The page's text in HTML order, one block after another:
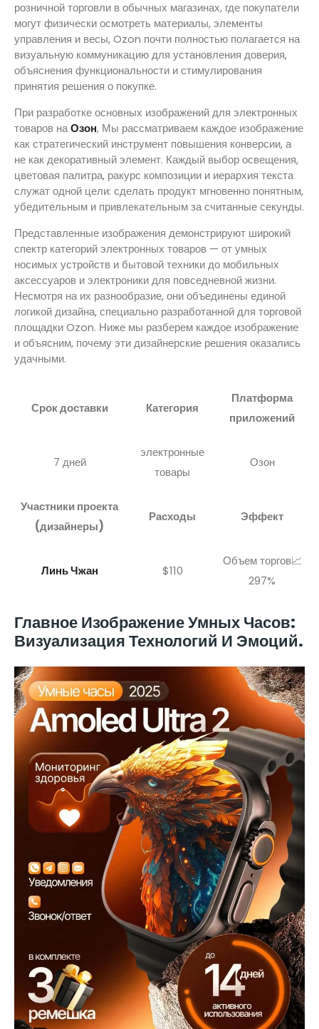
розничной торговли в обычных магазинах, где покупатели
могут физически осмотреть материалы, элементы
управления и весы, Ozon почти полностью полагается на
визуальную коммуникацию для установления доверия,
объяснения функциональности и стимулирования
принятия решения о покупке.
При разработке основных изображений для электронных
товаров наОзон, Мы рассматриваем каждое изображение
как стратегический инструмент повышения конверсии, а
не как декоративный элемент. Каждый выбор освещения,
цветовая палитра, ракурс композиции и иерархия текста
служат одной цели: сделать продукт мгновенно понятным,
убедительным и привлекательным за считанные секунды.
Представленные изображения демонстрируют широкий
спектр категорий электронных товаров — от умных
носимых устройств и бытовой техники до мобильных
аксессуаров и электроники для повседневной жизни.
Несмотря на их разнообразие, они объединены единой
логикой дизайна, специально разработанной для торговой
площадки Ozon. Ниже мы разберем каждое изображение
и объясним, почему эти дизайнерские решения оказались
удачными.
Срок доставки Категория
Платформа
приложений
7 дней
электронные
товары
Озон
Участники проекта
(дизайнеры)
Расходы Эффект
Линь Чжан $110
Объем торгов📈
297%
Главное Изображение Умных Часов:
Визуализация Технологий И Эмоций.